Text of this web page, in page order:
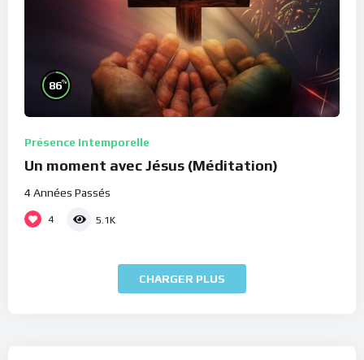
86%
Présence Intemporelle
Un moment avec Jésus (Méditation)
4 Années Passés
4 5.1K
CHARGER PLUS